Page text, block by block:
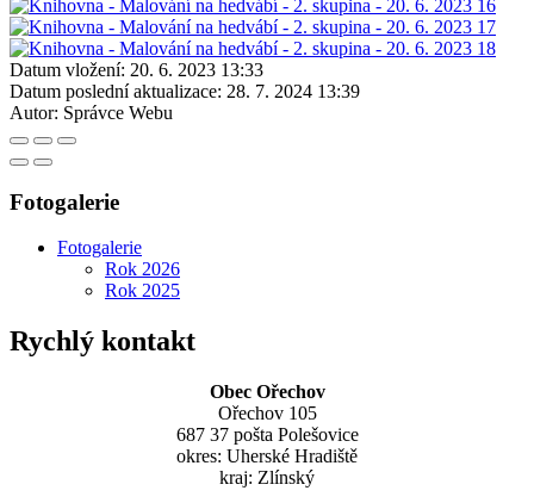
Datum vložení: 20. 6. 2023 13:33
Datum poslední aktualizace: 28. 7. 2024 13:39
Autor: Správce Webu
Fotogalerie
Fotogalerie
Rok 2026
Rok 2025
Rychlý kontakt
Obec Ořechov
Ořechov 105
687 37 pošta Polešovice
okres: Uherské Hradiště
kraj: Zlínský